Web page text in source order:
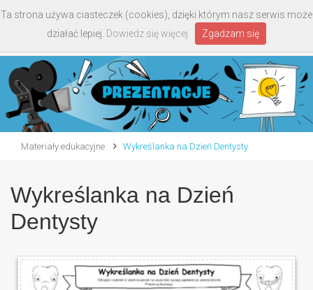
Materiały edukacyjne Wykreślanka na Dzień Dentysty
Wykreślanka na Dzień
Dentysty
Ta strona używa ciasteczek (cookies), dzięki którym nasz serwis może
działać lepiej. Dowiedz się więcej Zgadzam się